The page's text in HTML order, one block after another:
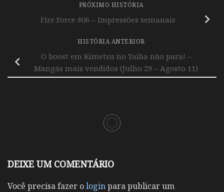
PRÓXIMO HISTÓRIA
Fire Force #06 – Impressões semanais
HISTÓRIA ANTERIOR
O boost em Kimetsu no Yaiba não para! –
Mangás mais vendidos (Julho 29 – Agosto 11)
DEIXE UM COMENTÁRIO
Você precisa fazer ologinpara publicar um